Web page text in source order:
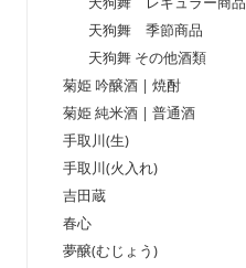
天狗舞 季節商品
天狗舞 その他酒類
菊姫 吟醸酒 | 焼酎
菊姫 純米酒 | 普通酒
手取川(生)
手取川(火入れ)
吉田蔵
春心
夢醸(むじょう)